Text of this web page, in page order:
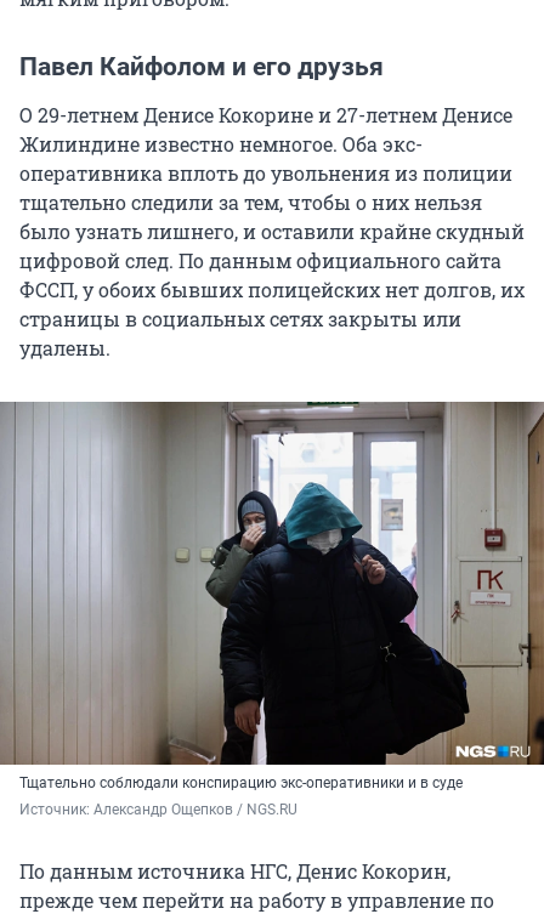
Павел Кайфолом и его друзья
О 29-летнем Денисе Кокорине и 27-летнем Денисе
Жилиндине известно немногое. Оба экс-
оперативника вплоть до увольнения из полиции
тщательно следили за тем, чтобы о них нельзя
было узнать лишнего, и оставили крайне скудный
цифровой след. По данным официального сайта
ФССП, у обоих бывших полицейских нет долгов, их
страницы в социальных сетях закрыты или
удалены.
Тщательно соблюдали конспирацию экс-оперативники и в суде
Источник: Александр Ощепков / NGS.RU
По данным источника НГС, Денис Кокорин,
прежде чем перейти на работу в управление по